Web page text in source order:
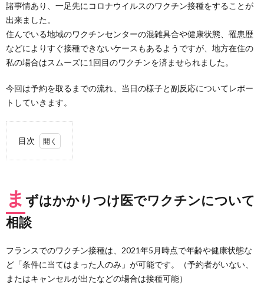
諸事情あり、一足先にコロナウイルスのワクチン接種をすることが
出来ました。
住んでいる地域のワクチンセンターの混雑具合や健康状態、罹患歴
などによりすぐ接種できないケースもあるようですが、地方在住の
私の場合はスムーズに1回目のワクチンを済ませられました。
今回は予約を取るまでの流れ、当日の様子と副反応についてレポー
トしていきます。
目次
1.
かり
つけ
医で
ワク
につ
相談
ま ずはかかりつけ医でワクチンについて
相談
フランスでのワクチン接種は、2021年5月時点で年齢や健康状態な
ど「条件に当てはまった人のみ」が可能です。（予約者がいない、
またはキャンセルが出たなどの場合は接種可能）